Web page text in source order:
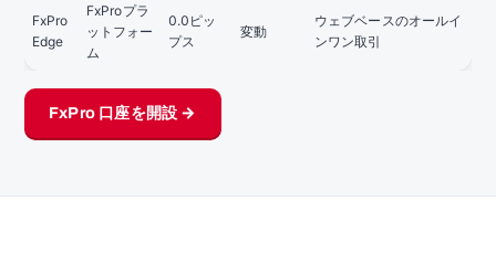
FxPro
Edge
FxProプラ
ットフォー
ム
0.0ピッ
プス
変動
ウェブベースのオールイ
ンワン取引
FxPro 口座を開設 →